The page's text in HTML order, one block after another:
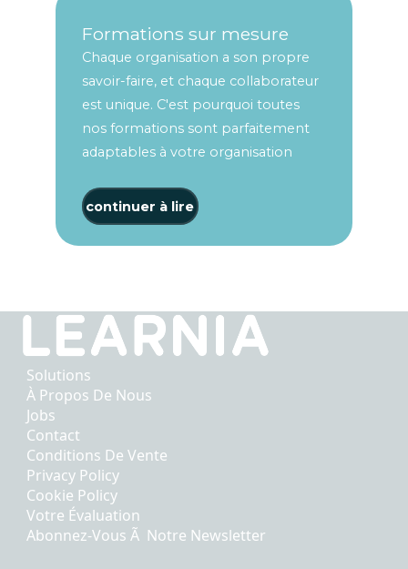
Formations sur mesure
Chaque organisation a son propre
savoir-faire, et chaque collaborateur
est unique. C'est pourquoi toutes
nos formations sont parfaitement
adaptables à votre organisation
continuer à lire
Solutions
À Propos De Nous
Jobs
Contact
Conditions De Vente
Privacy Policy
Cookie Policy
Votre Évaluation
Abonnez-Vous Ã Notre Newsletter